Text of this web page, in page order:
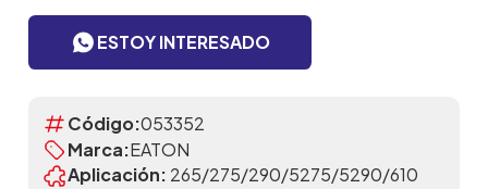
ESTOY INTERESADO
Código:053352
Marca:EATON
Aplicación: 265/275/290/5275/5290/610